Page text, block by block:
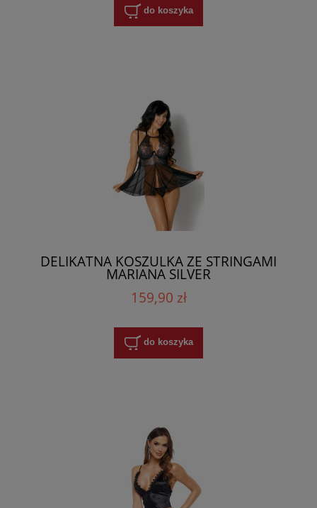
do koszyka
DELIKATNA KOSZULKA ZE STRINGAMI
MARIANA SILVER
159,90 zł
do koszyka